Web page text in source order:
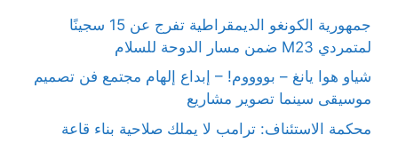
جمهورية الكونغو الديمقراطية تفرج عن 15 سجينًا
لمتمردي M23 ضمن مسار الدوحة للسلام
شياو هوا يانغ – بووووم! – إبداع إلهام مجتمع فن تصميم
موسيقى سينما تصوير مشاريع
محكمة الاستئناف: ترامب لا يملك صلاحية بناء قاعة